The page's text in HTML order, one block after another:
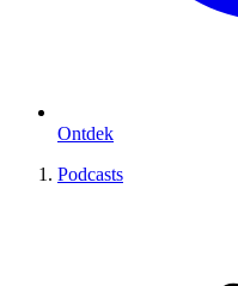
Ontdek
Podcasts